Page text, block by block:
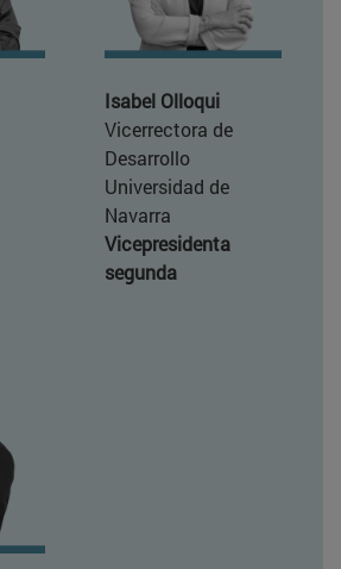
Isabel Olloqui
Vicerrectora de
Desarrollo
Universidad de
Navarra
Vicepresidenta
segunda